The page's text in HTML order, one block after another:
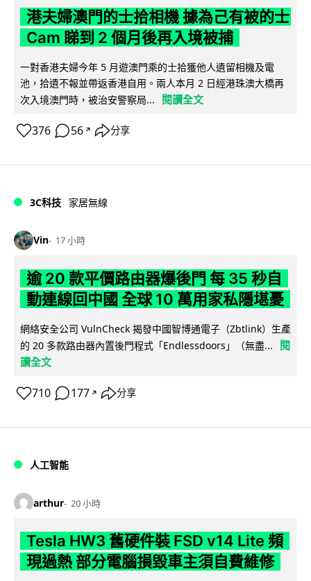
港夫婦澳門的士拾相機 據為己有被的士
Cam 睇到 2 個月後再入境被捕
一對香港夫婦今年 5 月遊澳門乘的士拾獲他人遺留相機及電
池，拾遺不報並帶返香港自用。兩人本月 2 日經港珠澳大橋再
次入境澳門時，被治安警察局...
閱讀全文
376 56 ↗ 分享
3C科技 家居無線
Vin 17 小時
逾 20 款平價路由器爆後門 每 35 秒自
動連線回中國 全球 10 萬用家私隱堪憂
網絡安全公司 VulnCheck 揭發中國智博通電子（Zbtlink）生產
的 20 多款路由器內置後門程式「Endlessdoors」（無盡...
閱
讀全文
710 177 ↗ 分享
人工智能
arthur 20 小時
Tesla HW3 舊硬件裝 FSD v14 Lite 頻
現過熱 部分電腦損毀車主須自費維修